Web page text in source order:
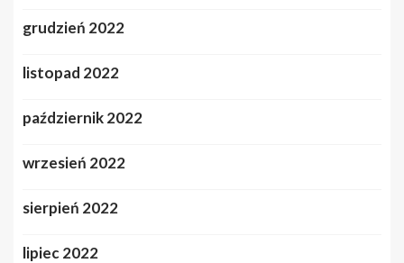
grudzień 2022
listopad 2022
październik 2022
wrzesień 2022
sierpień 2022
lipiec 2022